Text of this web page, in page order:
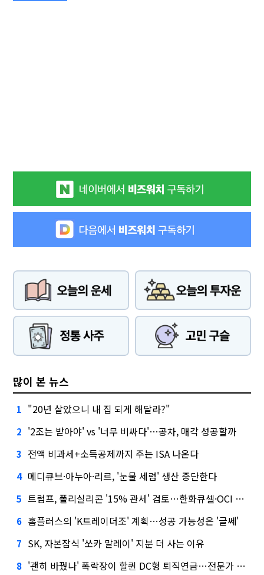
많이 본 뉴스
1 "20년 살았으니 내 집 되게 해달라?"
2 '2조는 받아야' vs '너무 비싸다'…공차, 매각 성공할까
3 전액 비과세+소득공제까지 주는 ISA 나온다
4 메디큐브·아누아·리르, '눈물 세럼' 생산 중단한다
5 트럼프, 폴리실리콘 '15% 관세' 검토…한화큐셀·OCI 영향은?
6 홈플러스의 'K트레이더조' 계획…성공 가능성은 '글쎄'
7 SK, 자본잠식 '쏘카 말레이' 지분 더 사는 이유
8 '괜히 바꿨나' 폭락장이 할퀸 DC형 퇴직연금…전문가 조언은